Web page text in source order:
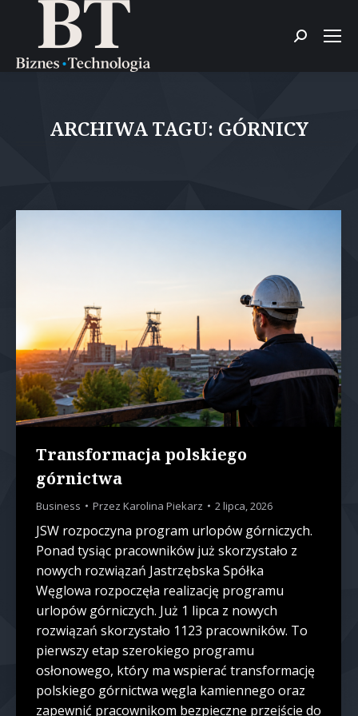
Szukaj:
ARCHIWA TAGU: GÓRNICY
Transformacja polskiego
górnictwa
Business Przez Karolina Piekarz 2 lipca, 2026
JSW rozpoczyna program urlopów górniczych.
Ponad tysiąc pracowników już skorzystało z
nowych rozwiązań Jastrzębska Spółka
Węglowa rozpoczęła realizację programu
urlopów górniczych. Już 1 lipca z nowych
rozwiązań skorzystało 1123 pracowników. To
pierwszy etap szerokiego programu
osłonowego, który ma wspierać transformację
polskiego górnictwa węgla kamiennego oraz
zapewnić pracownikom bezpieczne przejście do